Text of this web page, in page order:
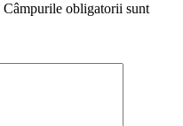
Câmpurile obligatorii sunt